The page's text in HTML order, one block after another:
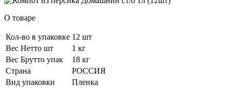
О товаре
Кол-во в упаковке 12 шт
Вес Нетто шт
1 кг
Вес Брутто упак
18 кг
Страна
РОССИЯ
Вид упаковки
Пленка